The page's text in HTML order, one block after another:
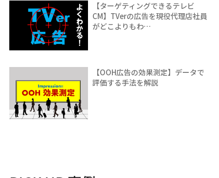
【ターゲティングできるテレビ
CM】TVerの広告を現役代理店社員
がどこよりもわ…
【OOH広告の効果測定】データで
評価する手法を解説